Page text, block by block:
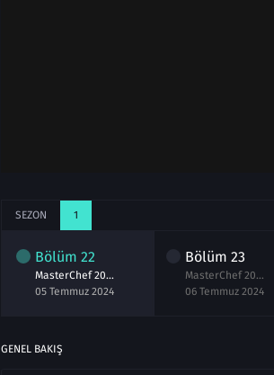
SEZON 1
Bölüm 22
MasterChef 2024 22.Bölüm izle 5 Temmuz
05 Temmuz 2024
Bölüm23
MasterChef 2024 23.Bölüm izle 6 Temmuz
06 Temmuz 2024
GENEL BAKIŞ